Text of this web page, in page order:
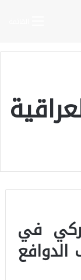
في
الدوافع